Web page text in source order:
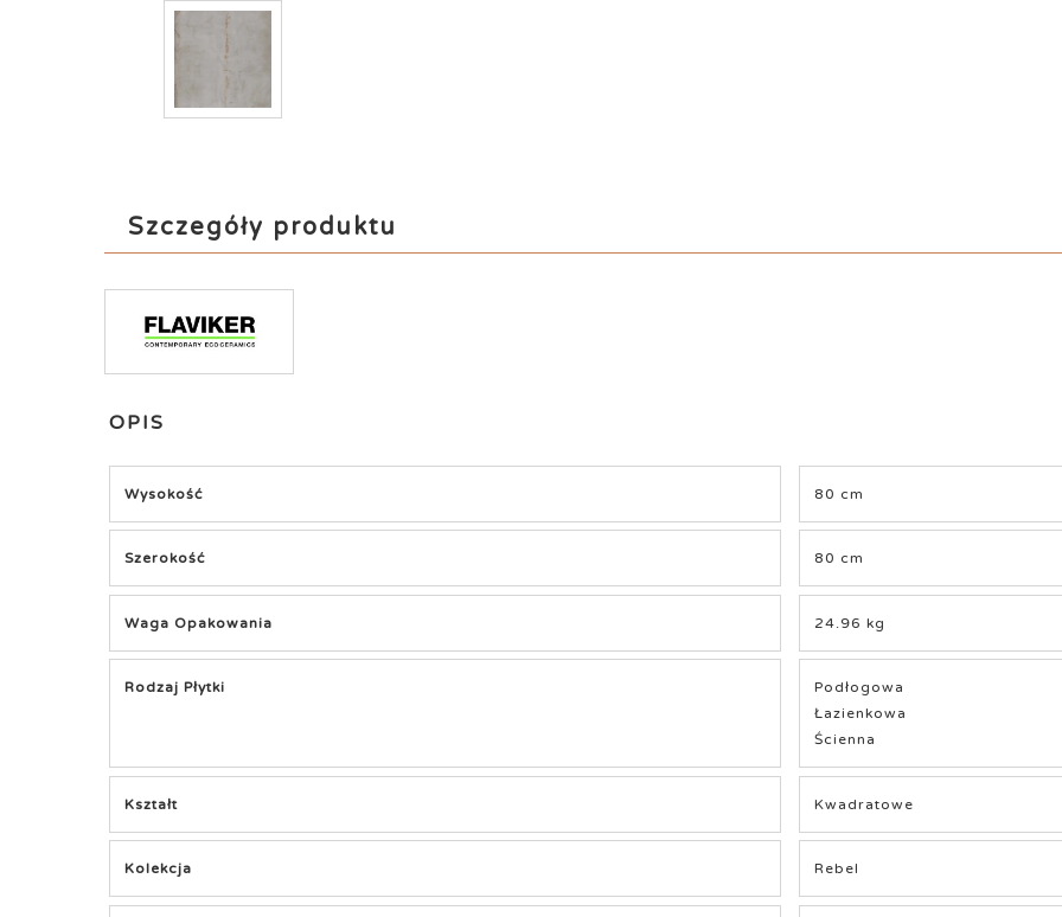
Szczegóły produktu
OPIS
Wysokość 80 cm
Szerokość 80 cm
Waga Opakowania 24.96 kg
Rodzaj Płytki
Podłogowa
Łazienkowa
Ścienna
Kształt Kwadratowe
Kolekcja Rebel